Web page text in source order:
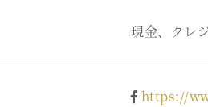
現金、クレ
https://